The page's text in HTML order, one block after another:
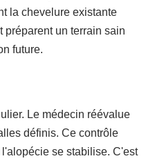
la chevelure existante
préparent un terrain sain
future.
Le médecin réévalue
définis. Ce contrôle
se stabilise. C'est